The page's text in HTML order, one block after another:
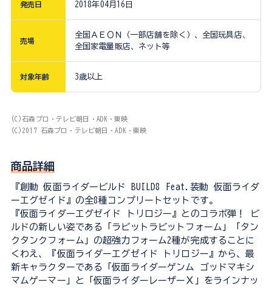
発売日 2018年04月16日
売場
全国ＡＥＯＮ（一部店舗を除く）、全国玩具店、
全国家電量販店、ネット等
対象年齢 3歳以上
(C)石森プロ・テレビ朝日・ADK・東映
(C)2017 石森プロ・テレビ朝日・ADK・東映
商品詳細
『創動 仮面ライダービルド BUILD8 Feat.装動 仮面ライダ
ーエグゼイド』の全8種コンプリートセットです。
『仮面ライダーエグゼイド トリロジー』とのコラボ弾！ ビ
ルドの新しい姿である「ラビットラビットフォーム」「タン
クタンクフォーム」の超強力フォーム2種が完成することに
くわえ、『仮面ライダーエグゼイド トリロジー』から、最
新キャラクターである「仮面ライダーゲンム ゴッドマキシ
マムゲーマー」と「仮面ライダーレーザーＸ」をラインナッ